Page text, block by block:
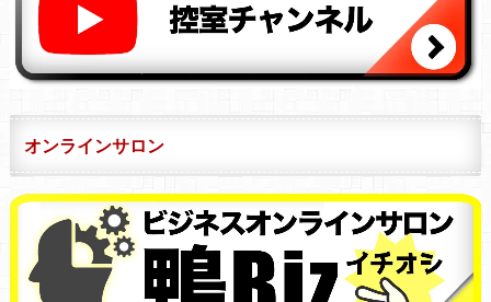
オンラインサロン